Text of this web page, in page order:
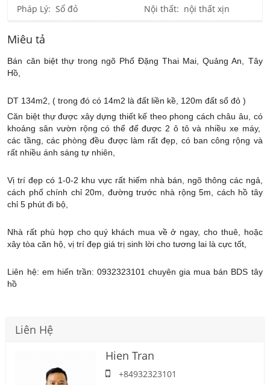
Pháp Lý: Sổ đỏ
Nội thất: nội thất xịn
Miêu tả
Bán căn biệt thự trong ngõ Phố Đặng Thai Mai, Quảng An, Tây
Hồ,
DT 134m2, ( trong đó có 14m2 là đất liền kề, 120m đất sổ đỏ )
Căn biệt thự được xây dựng thiết kế theo phong cách châu âu, có
khoảng sân vườn rộng có thể để được 2 ô tô và nhiều xe máy,
các tầng, các phòng đều được làm rất đẹp, có ban công rộng và
rất nhiều ánh sáng tự nhiên,
Vị trí đẹp có 1-0-2 khu vực rất hiếm nhà bán, ngõ thông các ngả,
cách phố chính chỉ 20m, đường trước nhà rộng 5m, cách hồ tây
chỉ 5 phút đi bộ,
Nhà rất phù hợp cho quý khách mua về ở ngay, cho thuê, hoặc
xây tòa căn hộ, vị trí đẹp giá trị sinh lời cho tương lai là cực tốt,
Liên hệ: em hiến trần: 0932323101 chuyên gia mua bán BDS tây
hồ
Liên Hệ
Hien Tran
+84932323101